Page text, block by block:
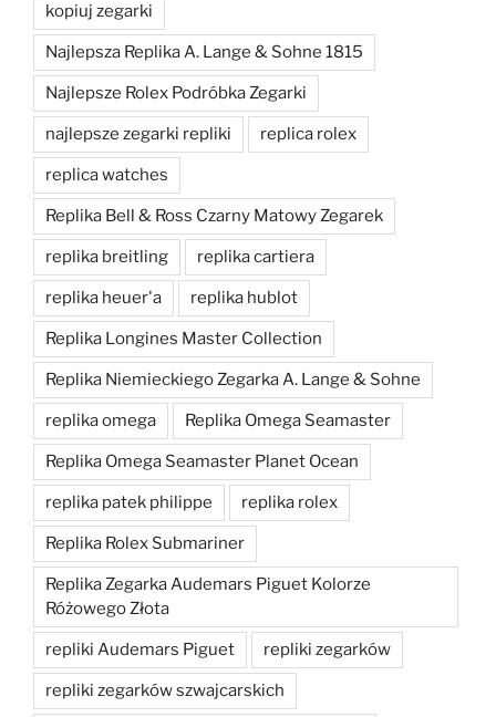
kopiuj zegarki
Najlepsza Replika A. Lange & Sohne 1815
Najlepsze Rolex Podróbka Zegarki
najlepsze zegarki repliki replica rolex
replica watches
Replika Bell & Ross Czarny Matowy Zegarek
replika breitling replika cartiera
replika heuer'a replika hublot
Replika Longines Master Collection
Replika Niemieckiego Zegarka A. Lange & Sohne
replika omega Replika Omega Seamaster
Replika Omega Seamaster Planet Ocean
replika patek philippe replika rolex
Replika Rolex Submariner
Replika Zegarka Audemars Piguet Kolorze
Różowego Złota
repliki Audemars Piguet repliki zegarków
repliki zegarków szwajcarskich